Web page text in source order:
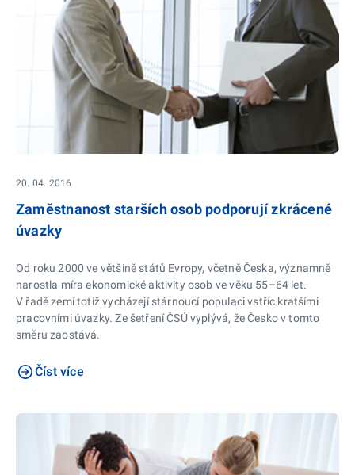
20. 04. 2016
Zaměstnanost starších osob podporují zkrácené
úvazky
Od roku 2000 ve většině států Evropy, včetně Česka, významně
narostla míra ekonomické aktivity osob ve věku 55–64 let.
V řadě zemí totiž vycházejí stárnoucí populaci vstříc kratšími
pracovními úvazky. Ze šetření ČSÚ vyplývá, že Česko v tomto
směru zaostává.
Číst více